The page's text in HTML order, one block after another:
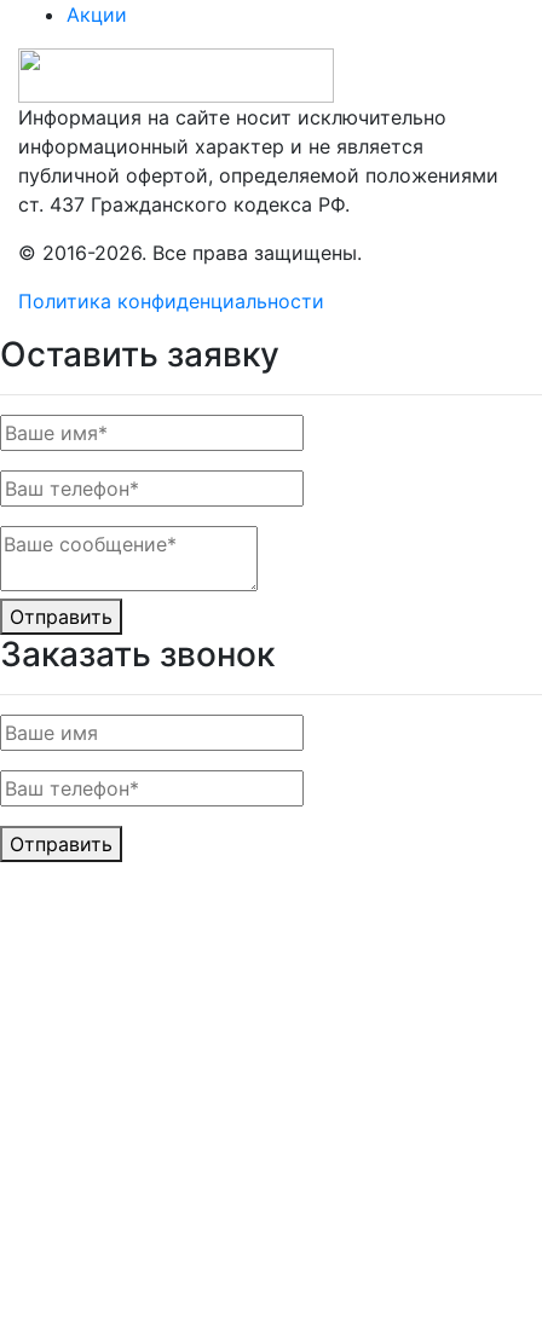
Информация на сайте носит исключительно
информационный характер и не является
публичной офертой, определяемой положениями
ст. 437 Гражданского кодекса РФ.
Акции
© 2016-2026. Все права защищены.
Политика конфиденциальности
Оставить заявку
Отправить
Заказать звонок
Отправить